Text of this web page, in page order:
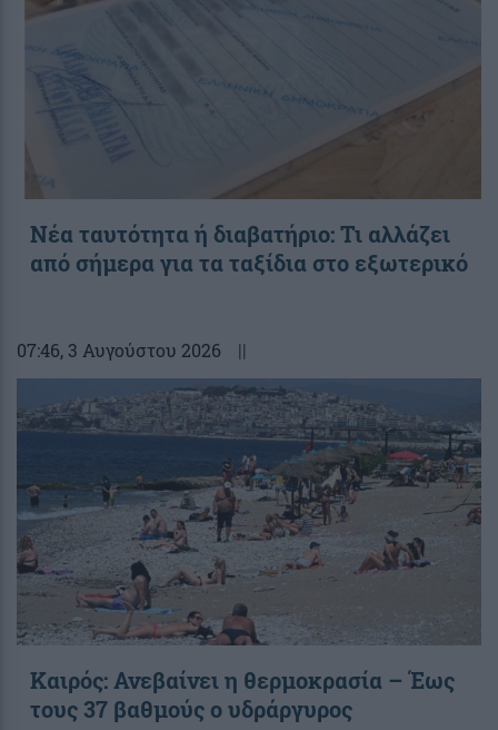
Νέα ταυτότητα ή διαβατήριο: Τι αλλάζει
από σήμερα για τα ταξίδια στο εξωτερικό
07:46, 3 Αυγούστου 2026 ||
Καιρός: Ανεβαίνει η θερμοκρασία – Έως
τους 37 βαθμούς ο υδράργυρος